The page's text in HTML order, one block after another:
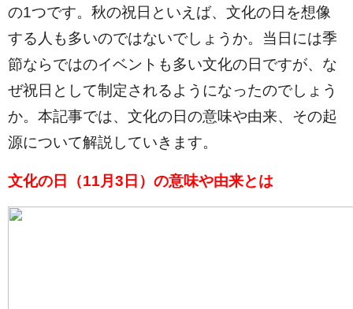
の1つです。秋の祝日といえば、文化の日を想像
する人も多いのではないでしょうか。当日には季
節ならではのイベントも多い文化の日ですが、な
ぜ祝日として制定されるようになったのでしょう
か。本記事では、文化の日の意味や由来、その起
源について解説していきます。
文化の日（11月3日）の意味や由来とは